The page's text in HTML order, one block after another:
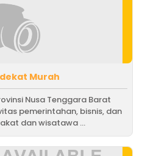
Murah
Nusa Tenggara Barat
pemerintahan, bisnis, dan
dan wisatawa ...